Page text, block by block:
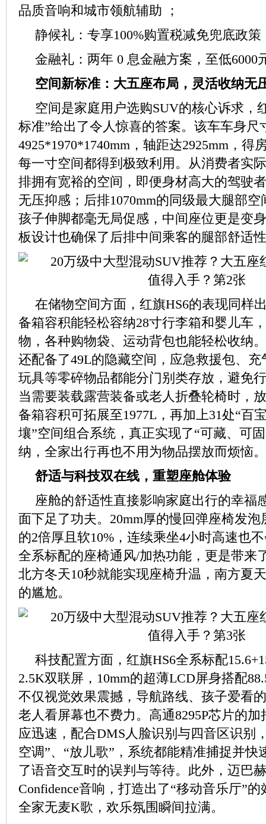
品质音响和城市领航辅助 ；
静候礼：专享100%购置税减免兜底政策
金融礼：两年 0 息金融方案，至低6000
空间新标准：大五座布局，灵活收纳无
空间是家庭用户选购SUV的核心诉求，
标准”给出了令人惊喜的答案。该车车身尺
4925*1970*1740mm，轴距达2925mm，得
每一寸空间都得到极致利用。从消费者实
排拥有宽裕的空间，即便身材高大的驾驶
无压抑感；后排1070mm的同级最大腿部
孩子伸脚都毫无局促感，中间座位更是变
板设计也确保了后排中间乘客的腿部舒适
在储物空间方面，红旗HS6的表现同样
备箱容积能轻松容纳28寸行李箱和婴儿车
物，各种购物袋、运动背包也能轻松收纳
还配备了49L的隐藏空间，应急救援包、
玩具等零碎物品都能分门别类存放，避免
当需要装载露营装备或老人折叠轮椅时，
备箱容积可拓展至1977L，再加上31处“百
壤”空间组合系统，真正实现了“可藏、可
纳，全家出行再也不用为物品摆放而烦恼。
舒适与科技双在线，重塑座舱体验
座舱的舒适性直接影响家庭出行的幸福
面下足了功夫。20mm厚的慢回弹座椅发
的2倍厚且软10%，连续乘坐4小时高速也
全系标配的座椅通风/加热功能，更是带来
北方冬天10秒就能实现座椅升温，南方夏
的尴尬。
科技配置方面，红旗HS6全系标配
2.5K双联屏，10mm的超薄LCD屏身搭配
不仅视觉效果震撼，导航路线、孩子爱看
老人看屏幕也不费力。高通8295P芯片的
应迅速，配合DMS人脸识别与四音区识别
空调”、“放儿歌”，系统都能精准捕捉并快
了语音交互时的误判与等待。此外，迈巴
Confidence音响，打造出了“移动音乐厅”
全家无麦K歌，欢乐氛围瞬间拉满。